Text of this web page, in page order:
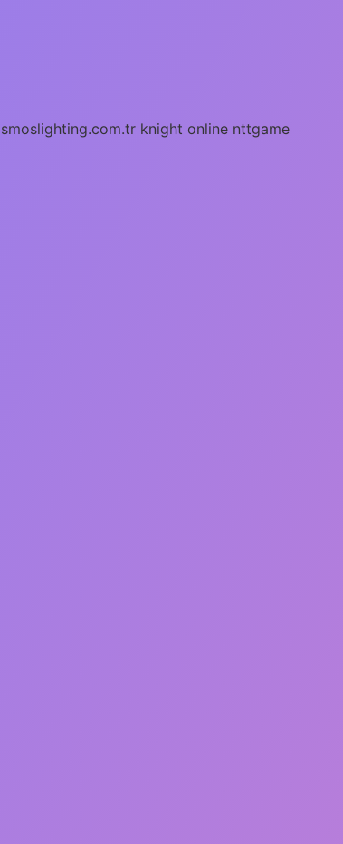
knight online nttgame